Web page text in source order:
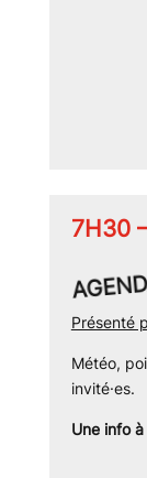
7H30
Présenté
Météo,
invité·es.
Une info